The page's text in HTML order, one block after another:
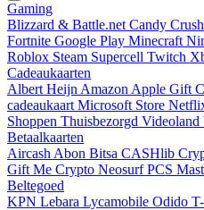
Gaming
Blizzard & Battle.net Candy Crush
Fortnite Google Play Minecraft
Roblox Steam Supercell Twitch
Cadeaukaarten
Albert Heijn Amazon Apple Gift
cadeaukaart Microsoft Store
Shoppen Thuisbezorgd Videoland
Betaalkaarten
Aircash Abon Bitsa CASHlib
Gift Me Crypto NeosurfPCS
Beltegoed
KPN Lebara Lycamobile Odido